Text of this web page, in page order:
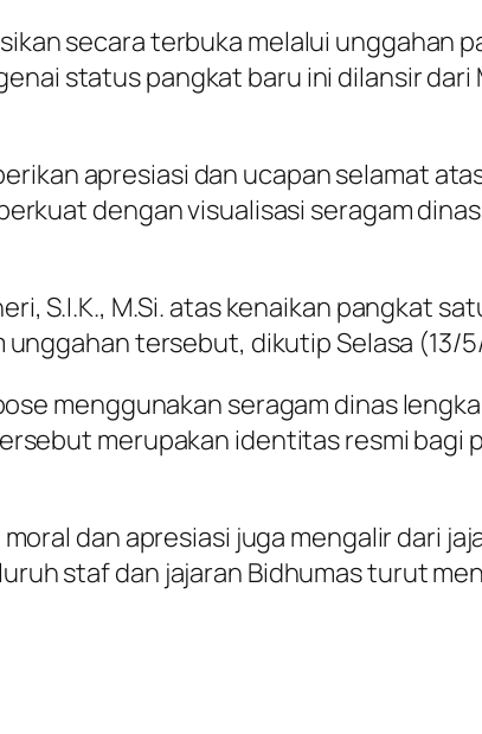
secara terbuka melalui unggahan
status pangkat baru ini dilansir
apresiasi dan ucapan selamat
dengan visualisasi seragam
S.I.K., M.Si. atas kenaikan pangkat
unggahan tersebut, dikutip Selasa (13/
menggunakan seragam dinas
merupakan identitas resmi bagi
dan apresiasi juga mengalir dari
staf dan jajaran Bidhumas turut